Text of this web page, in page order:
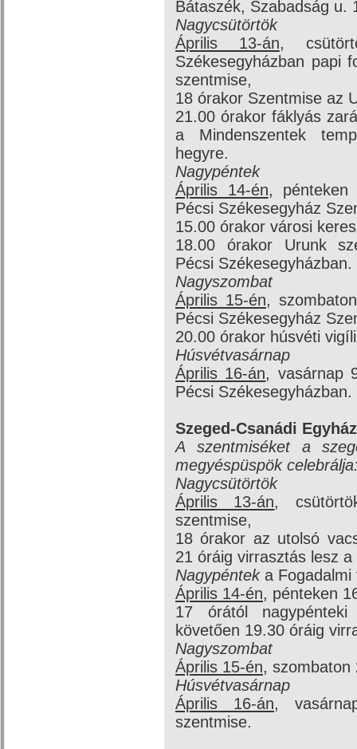
Bátaszék, Szabadság u.
Nagycsütörtök
Április 13-án,
Székesegyházban papi
szentmise,
18 órakor Szentmise az
21.00 órakor fáklyás
a Mindenszentek
hegyre.
Nagypéntek
Április 14-én, pénteken
Pécsi Székesegyház
15.00 órakor városi
18.00 órakor Urunk
Pécsi Székesegyházban.
Nagyszombat
Április 15-én,
Pécsi Székesegyház
20.00 órakor húsvéti
Húsvétvasárnap
Április 16-án, vasárnap
Pécsi Székesegyházban.
Szeged-Csanádi
A szentmiséket a
megyéspüspök
Nagycsütörtök
Április 13-án,
szentmise,
18 órakor az utolsó
21 óráig virrasztás lesz
Nagypénteka Fogadalmi
Április 14-én, pénteken
17 órától
követően 19.30 óráig
Nagyszombat
Április 15-én, szombaton
Húsvétvasárnap
Április 16-án,
szentmise.